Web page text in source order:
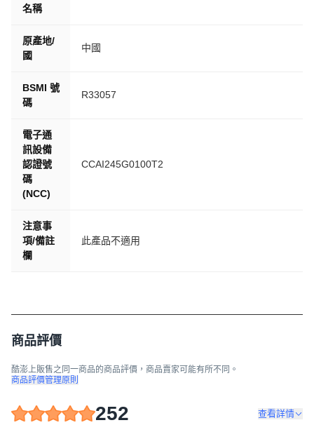
名稱
原產地/
國
中國
BSMI 號
碼
R33057
電子通
訊設備
認證號
碼
(NCC)
CCAI245G0100T2
注意事
項/備註
欄
此產品不適用
商品評價
酷澎上販售之同一商品的商品評價，商品賣家可能有所不同。
商品評價管理原則
252 查看詳情